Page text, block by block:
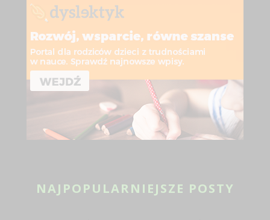
NAJPOPULARNIEJSZE POSTY